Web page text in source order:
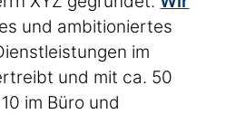
und ambitioniertes
im
und mit ca. 50
im Büro und